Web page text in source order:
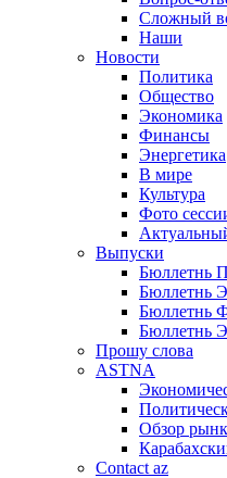
Сложный
Наши
Новости
Политика
Общество
Экономика
Финансы
Энергетика
В мире
Культура
Фото
Выпуски
Бюллетнь
Бюллетнь
Бюллетнь
Бюллетнь
Прошу слова
ASTNA
Обзор
Contact az